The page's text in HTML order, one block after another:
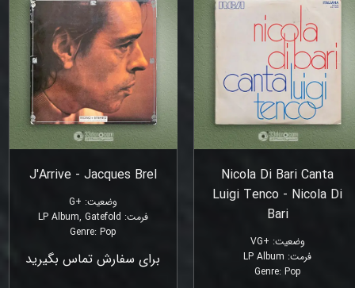
Nicola Di Bari Canta
Luigi Tenco - Nicola Di
Bari
وضعیت:
+VG
فرمت:
LP Album
Genre: Pop
J'Arrive - Jacques Brel
وضعیت:
+G
فرمت:
LP Album, Gatefold
Genre: Pop
برای سفارش تماس بگیرید